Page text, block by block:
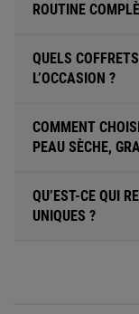
ROUTINE
QUELS
L’OCCASION ?
COMMENT
PEAU SÈCHE,
QU’EST-CE QUI
UNIQUES ?